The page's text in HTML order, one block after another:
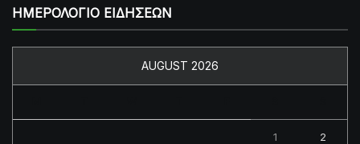
ΗΜΕΡΟΛΟΓΙΟ ΕΙΔΗΣΕΩΝ
AUGUST 2026
1 2